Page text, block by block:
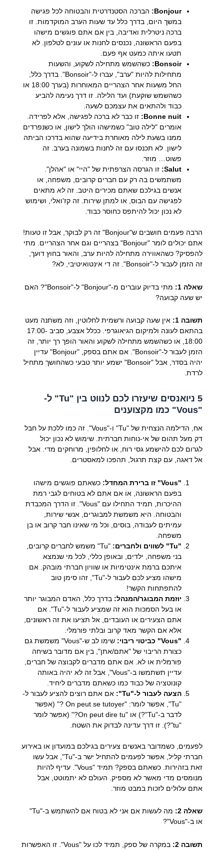
Bonjour:
הברכה הסטנדרטית והבטוחה לכל פגישה
במשך היום, בדרך כלל עד שעות הערב המוקדמות. זו
ברכה ניטרלית ואדיבה, בין אם אתם פוגשים מישהו
בפעם הראשונה, נכנסים לחנות או עונים לטלפון. לא
תטעו איתה כמעט אף פעם.
Bonsoir:
כשהשמש מתחילה לשקוע, והשעות
מתחילות להיות "ערב", עברו ל-"Bonsoir". בדרך כלל,
החל משעות אחר הצהריים המאוחרות (בערך 18:00 או
כשהשמש שוקעת) ועד הלילה. זו דרך נעימה להביע
כבוד ולהתאים את עצמכם לשעה.
Bonne nuit:
זו כבר לא ברכה לפגישה, אלא לפרידה.
אומרים "לילה טוב" כשמישהו הולך לישון, או כשנפרדים
ממנו בשעת לילה מאוחרת בידיעה שהוא בדרכו הביתה
לישון. לא תכנסו עם זה לחנות בשמונה בערב. זה
פשוט… מוזר.
Salut: זו הגרסה הצרפתית של "היי" או "אהלן".
משתמשים בה רק עם חברים קרובים, משפחה, או
אנשים בגילכם שאתם מכירים היטב. זהלאמתאים
לפגישה עם הבוס, או למתן שירות. זה קז'ואלי, ושימוש
לא נכון יכול להיתפס כחוסר כבוד.
הרבה פעמים חושבים ש"Bonjour" זה רק לבוקר, אבל זו טעות!
אתם יכולים לומר "Bonjour" בצהריים וגם אחר הצהריים. מתי
להפסיק? כשהאווירה מתחילה להיות ערב, והאור בחוץ דועך,
זה הזמן לעבור ל-"Bonsoir". זה די אינטואיטיבי, לא?
שאלה 1:
מתי בדיוק עוברים מ-"Bonjour" ל-"Bonsoir"? האם
יש שעה קבועה?
תשובה 1:
אין שעה קבועה ורשמית לחלוטין, וזה משתנה מעט
בהתאם לעונה ולמיקום הגיאוגרפי. ככלל אצבע, סביב 17:00-
18:00, או כשהשמש מתחילה לשקוע והאור הופך רך יותר, זה
הזמן לעבור ל-"Bonsoir". אם אתם בספק, "Bonjour" עדיין
יהיה בסדר, אבל "Bonsoir" ישמע יותר טבעי כשהחושך מתחיל
לרדת.
5 ניואנסים שיעזרו לכם לנווט בין "Tu" ל-
"Vous" כמו מקצוענים
אח, הדילמה הנצחית של "Tu" ו-"Vous". זה כמו ללכת על חבל
דק מעל תהום של אי-נוחות חברתית. שימוש לא נכון יכול
לגרום לכם להישמע גסי רוח, או לחלופין, מרוחקים מדי. אבל
אל דאגה, עם קצת תרגול, תהפכו למאסטרים.
"Vous" זו ברירת המחדל:
כשאתם פוגשים מישהו
בפעם הראשונה, או אם אתם לא בטוחים לגבי רמת
ההיכרות, תמיד התחילו עם "Vous". זו הדרך המכבדת
והבטוחה. היא משמשת למבוגרים, אנשי שירות,
עמיתים לעבודה, בוסים, וכל מי שאינו חבר קרוב או בן
משפחה.
"Tu" לשווים ולחברים:
"Tu" משמש לחברים קרובים,
בני משפחה, ילדים, ובאופן כללי, לכל מי שנמצא
איתכם ברמת אינטימיות או שוויון חברתי מובהק. אם
מישהו מציע לכם לעבור ל-"Tu", זהו סימן טוב
להתפתחות הקשר!
יוזמת המבוגר/המנהל: בדרך כלל, האדם המבוגר יותר
או בעל הסמכות הוא זה שמציע לעבור ל-"Tu". אם
אתם הצעירים או העובדים, אל תציעו את זה ראשונים,
אלא אם הקשר מאד קרוב ובלתי פורמלי.
"Vous" כביטוי ריבוי:
שימו לב ש-"Vous" משמשת גם
כצורת הריבוי של "אתם/אתן", בין אם מדובר בשיחה
פורמלית או לא. אם אתם מדברים לקבוצה של חברים,
עדיין תשתמשו ב-"Vous", אבל זה לא יהיה באותה
קונוטציה של כבוד כמו כשאתם מדברים ליחיד.
הצעה לעבור ל-"Tu":
אם אתם רוצים להציע לעבור ל-
"Tu", אפשר לומר: "On peut se tutoyer ?" (אפשר
לדבר ב-"Tu"?) או "On peut dire tu?" (אפשר לומר
"tu"?). זו דרך עדינה לבדוק את השטח.
לפעמים, כשמדובר באנשים צעירים בגילכם במועדון או באירוע
חברתי קליל, אפשר לפעמים להתחיל ישר ב-"Tu", אבל עשו
זאת בזהירות. כשאתם בספק? תמיד "Vous". עדיף להיות
מנומסים מדי מאשר לא מספיק. העולם לא יתמוטט, אבל
אתם עלולים לזכות במבט מוזר.
שאלה 2:
מה לעשות אם אני לא בטוח אם להשתמש ב-"Tu"
או ב-"Vous"?
תשובה 2:
במקרה של ספק, תמיד לכו על "Vous". זו האפשרות